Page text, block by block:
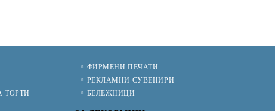
ТОРТИ
ФИРМЕНИ ПЕЧАТИ
РЕКЛАМНИ СУВЕНИРИ
БЕЛЕЖНИЦИ